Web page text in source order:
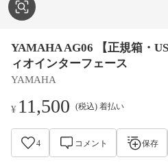
YAMAHA AG06 【正規箱・
ィオインターフェース
YAMAHA
¥ 11,500 (税込) 着払い
4 コメント 保存